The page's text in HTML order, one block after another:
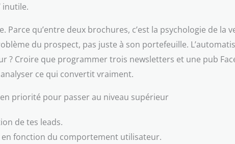
inutile.
Parce qu’entre deux brochures, c’est la psychologie de
du prospect, pas juste à son portefeuille.
? Croire que programmer trois newsletters et une pub
ce qui convertit vraiment.
priorité pour passer au niveau supérieur
de tes leads.
en fonction du comportement utilisateur.